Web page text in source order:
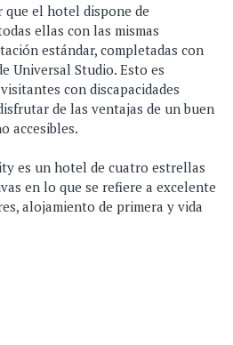
el hotel dispone de
ellas con las mismas
estándar, completadas con
Universal Studio. Esto es
con discapacidades
de las ventajas de un buen
accesibles.
es un hotel de cuatro estrellas
en lo que se refiere a excelente
alojamiento de primera y vida